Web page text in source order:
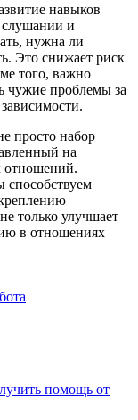
навыков
и
нужна ли
Это снижает риск
того, важно
чужие проблемы за
просто набор
на
отношений.
способствуем
только улучшает
в отношениях
помощь от